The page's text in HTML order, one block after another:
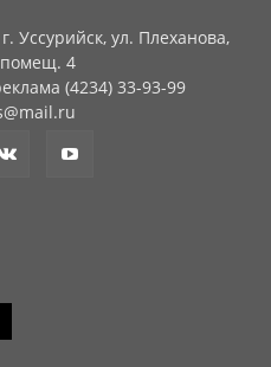
Уссурийск, ул. Плеханова,
помещ. 4
(4234) 33-93-99